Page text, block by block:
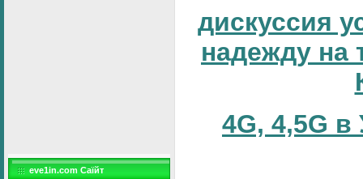
eve1in.com Саїйт
дискуссия
надежду на
4G, 4,5G в